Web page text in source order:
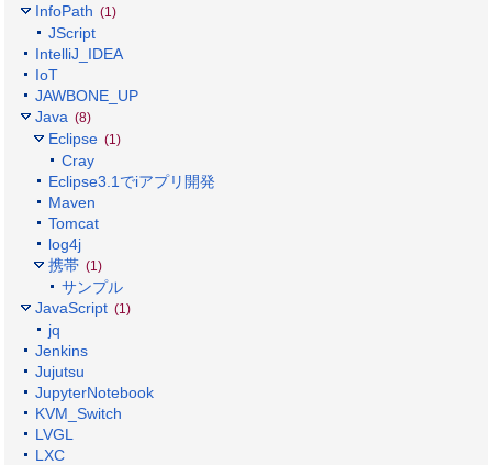
InfoPath (1)
JScript
IntelliJ_IDEA
IoT
JAWBONE_UP
Java (8)
Eclipse (1)
Cray
Eclipse3.1でiアプリ開発
Maven
Tomcat
log4j
携帯 (1)
サンプル
JavaScript (1)
jq
Jenkins
Jujutsu
JupyterNotebook
KVM_Switch
LVGL
LXC